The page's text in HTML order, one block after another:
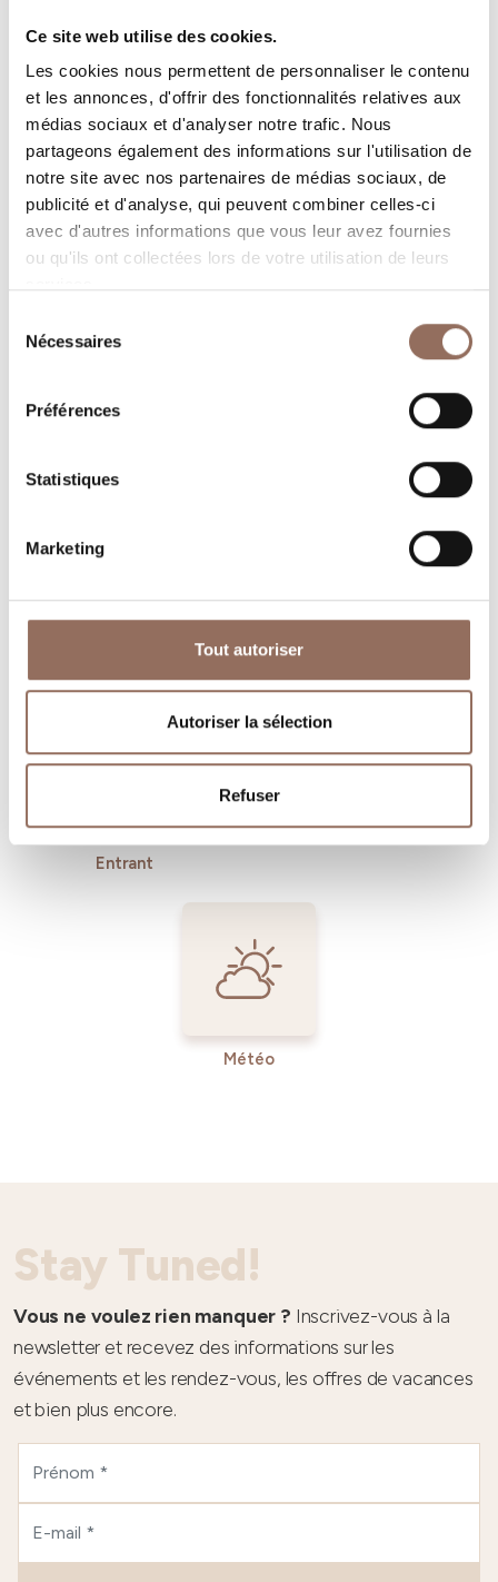
Ce site web utilise des cookies.
Les cookies nous permettent de personnaliser le contenu
et les annonces, d'offrir des fonctionnalités relatives aux
médias sociaux et d'analyser notre trafic. Nous
partageons également des informations sur l'utilisation de
notre site avec nos partenaires de médias sociaux, de
publicité et d'analyse, qui peuvent combiner celles-ci
avec d'autres informations que vous leur avez fournies
ou qu'ils ont collectées lors de votre utilisation de leurs
Nécessaires
Préférences
Statistiques
Marketing
Tout autoriser
Autoriser la sélection
Refuser
Nombre de salles de bains: 2
Beds number:4
Vos vacances
Programmez où dormir, où manger, quoi faire et visiter
dans chaque coin de Langhe Monferrato Roero, tout en
gardant un œil sur la météo en temps réel
Où dormir Où manger
Entrant
Météo
Stay Tuned!
Vous ne voulez rien manquer ? Inscrivez-vous à la
newsletter et recevez des informations sur les
événements et les rendez-vous, les offres de vacances
et bien plus encore.